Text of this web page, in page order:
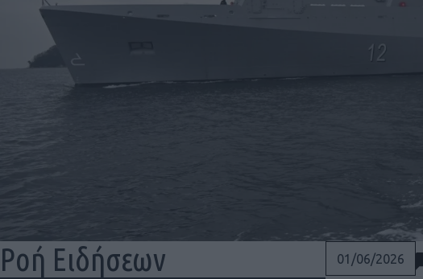
Ροή Ειδήσεων 01/06/2026